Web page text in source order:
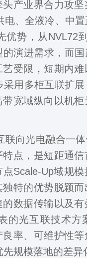
产业界合力攻
电、全液冷、中
优势，从NVL72
演进需求，而
受限，短期内
用多柜互联扩
宽域纵向以机
向光电融合一体
点，是短距通
Scale-Up域规
特的优势脱颖
数据传输以及
的光互联技术方
率、可维护性
规模落地的差异